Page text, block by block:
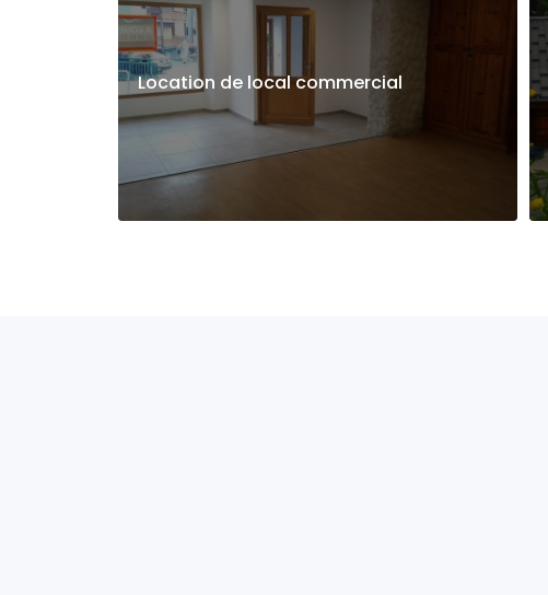
Location de local commercial